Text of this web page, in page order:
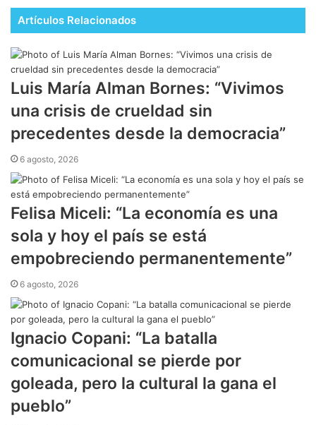
Artículos Relacionados
Luis María Alman Bornes: “Vivimos
una crisis de crueldad sin
precedentes desde la democracia”
6 agosto, 2026
Felisa Miceli: “La economía es una
sola y hoy el país se está
empobreciendo permanentemente”
6 agosto, 2026
Ignacio Copani: “La batalla
comunicacional se pierde por
goleada, pero la cultural la gana el
pueblo”